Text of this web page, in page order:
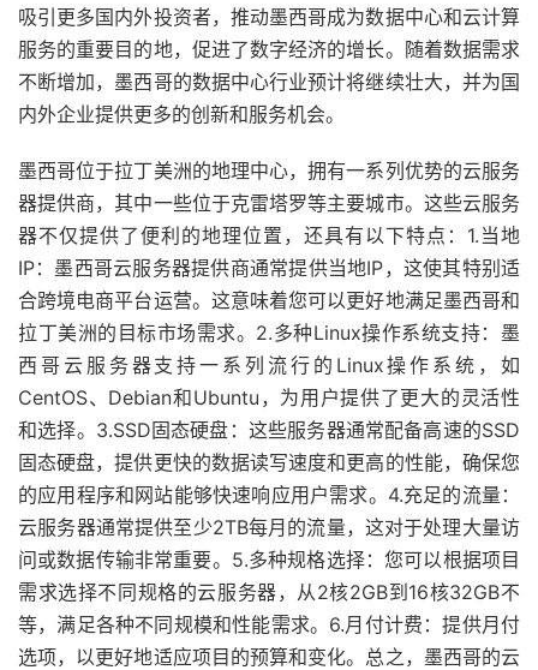
吸引更多国内外投资者，推动墨西哥成为数据中心和云计算
服务的重要目的地，促进了数字经济的增长。随着数据需求
不断增加，墨西哥的数据中心行业预计将继续壮大，并为国
内外企业提供更多的创新和服务机会。
墨西哥位于拉丁美洲的地理中心，拥有一系列优势的云服务
器提供商，其中一些位于克雷塔罗等主要城市。这些云服务
器不仅提供了便利的地理位置，还具有以下特点：1.当地
IP：墨西哥云服务器提供商通常提供当地IP，这使其特别适
合跨境电商平台运营。这意味着您可以更好地满足墨西哥和
拉丁美洲的目标市场需求。2.多种Linux操作系统支持：墨
西哥云服务器支持一系列流行的Linux操作系统，如
CentOS、Debian和Ubuntu，为用户提供了更大的灵活性
和选择。3.SSD固态硬盘：这些服务器通常配备高速的SSD
固态硬盘，提供更快的数据读写速度和更高的性能，确保您
的应用程序和网站能够快速响应用户需求。4.充足的流量：
云服务器通常提供至少2TB每月的流量，这对于处理大量访
问或数据传输非常重要。5.多种规格选择：您可以根据项目
需求选择不同规格的云服务器，从2核2GB到16核32GB不
等，满足各种不同规模和性能需求。6.月付计费：提供月付
选项，以更好地适应项目的预算和变化。总之，墨西哥的云